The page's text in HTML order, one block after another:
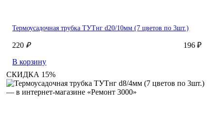
Термоусадочная трубка ТУТнг d20/10мм (7 цветов по 3шт.)
220₽
196 ₽
В корзину
СКИДКА 15%